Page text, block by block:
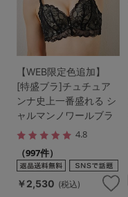
【WEB限定色追加】
[特盛ブラ]チュチュア
ンナ史上一番盛れる シ
ャルマンノワールブラ
4.8
（997件）
￥2,530 (税込)